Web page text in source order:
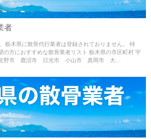
constant - assumed ' ' (this
medialynxjapan.com/public_html/
者
栃木県に散骨代行業者は登録されておりません。 特
の方におすすめな散骨業者リスト 栃木県の市区町村 宇
野市 鹿沼市 日光市 小山市 真岡市 大…